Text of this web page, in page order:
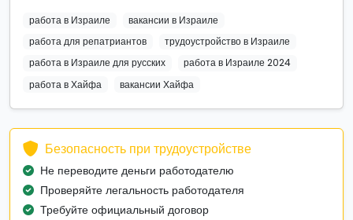
работа в Израиле
вакансии в Израиле
работа для репатриантов
трудоустройство в Израиле
работа в Израиле для русских
работа в Израиле 2024
работа в Хайфа
вакансии Хайфа
Безопасность при трудоустройстве
Не переводите деньги работодателю
Проверяйте легальность работодателя
Требуйте официальный договор